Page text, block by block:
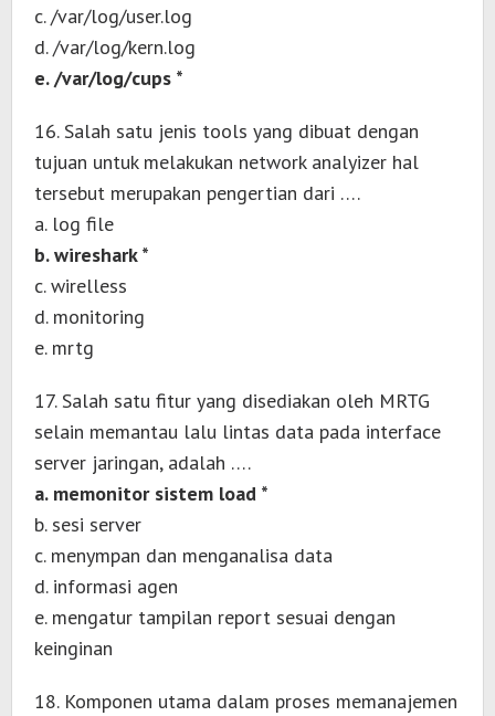
c. /var/log/user.log
d. /var/log/kern.log
e. /var/log/cups *
16. Salah satu jenis tools yang dibuat dengan
tujuan untuk melakukan network analyizer hal
tersebut merupakan pengertian dari ….
a. log file
b. wireshark *
c. wirelless
d. monitoring
e. mrtg
17. Salah satu fitur yang disediakan oleh MRTG
selain memantau lalu lintas data pada interface
server jaringan, adalah ….
a. memonitor sistem load *
b. sesi server
c. menympan dan menganalisa data
d. informasi agen
e. mengatur tampilan report sesuai dengan
keinginan
18. Komponen utama dalam proses memanajemen